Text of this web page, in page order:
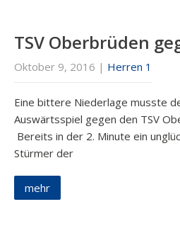
TSV Oberbrüden
Oktober 9, 2016 | Herren 1
Eine bittere Niederlage musste
Auswärtsspiel gegen den TSV
Bereits in der 2. Minute ein
Stürmer der
mehr